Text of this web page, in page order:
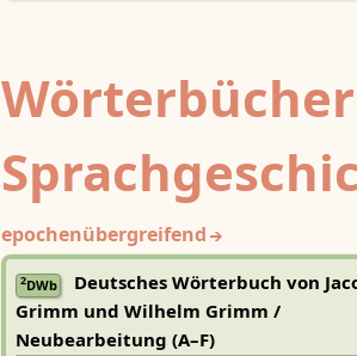
epochenübergreifend
2DWb
Deutsches Wörterbuch von
Grimm und Wilhelm Grimm /
Neubearbeitung (A–F)